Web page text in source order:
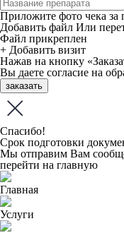
Приложите фото чека за
Добавить файл Или
Файл прикреплен
+ Добавить визит
Нажав на кнопку
Вы даете согласие на
заказать
Спасибо!
Срок подготовки
Мы отправим Вам
перейти на главную
Главная
Услуги